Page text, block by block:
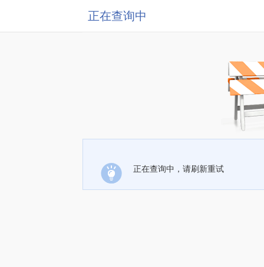
正在查询中
正在查询中，请刷新重试